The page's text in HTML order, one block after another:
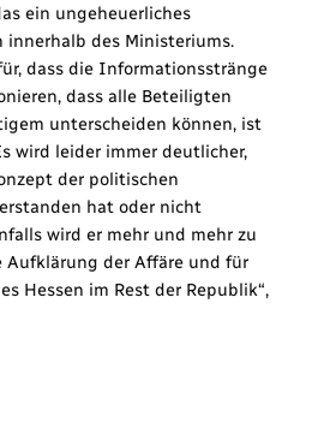
ein ungeheuerliches
innerhalb des Ministeriums.
dass die Informationsstränge
dass alle Beteiligten
unterscheiden können, ist
wird leider immer deutlicher,
der politischen
hat oder nicht
wird er mehr und mehr zu
Aufklärung der Affäre und für
Hessen im Rest der Republik“,